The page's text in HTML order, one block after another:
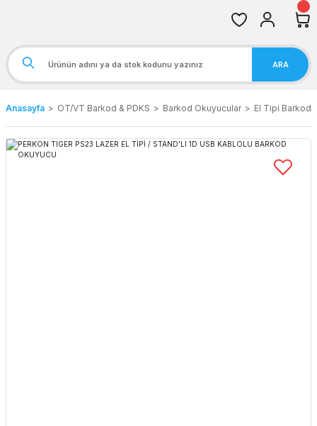
ARA
Anasayfa OT/VT Barkod & PDKS Barkod Okuyucular El Tipi Barkod